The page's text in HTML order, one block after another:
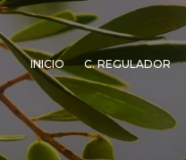
INICIO C. REGULADOR